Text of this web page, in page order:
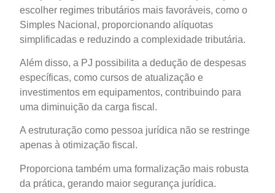
escolher regimes tributários mais favoráveis, como o
Simples Nacional, proporcionando alíquotas
simplificadas e reduzindo a complexidade tributária.
Além disso, a PJ possibilita a dedução de despesas
específicas, como cursos de atualização e
investimentos em equipamentos, contribuindo para
uma diminuição da carga fiscal.
A estruturação como pessoa jurídica não se restringe
apenas à otimização fiscal.
Proporciona também uma formalização mais robusta
da prática, gerando maior segurança jurídica.